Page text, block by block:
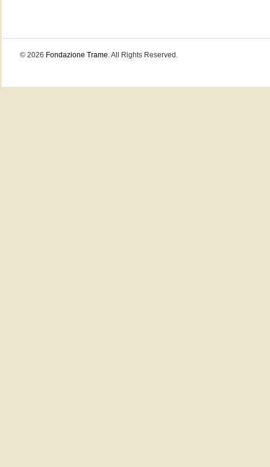
© 2026 Fondazione Trame. All Rights Reserved.